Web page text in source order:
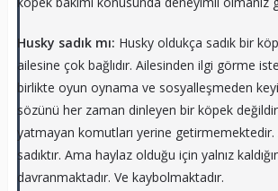
Husky sadık mı: Husky oldukça sadık bir
ailesine çok bağlıdır. Ailesinden ilgi görme
birlikte oyun oynama ve sosyalleşmeden
sözünü her zaman dinleyen bir köpek
yatmayan komutları yerine getirmemektedir.
sadıktır. Ama haylaz olduğu için yalnız
davranmaktadır. Ve kaybolmaktadır.